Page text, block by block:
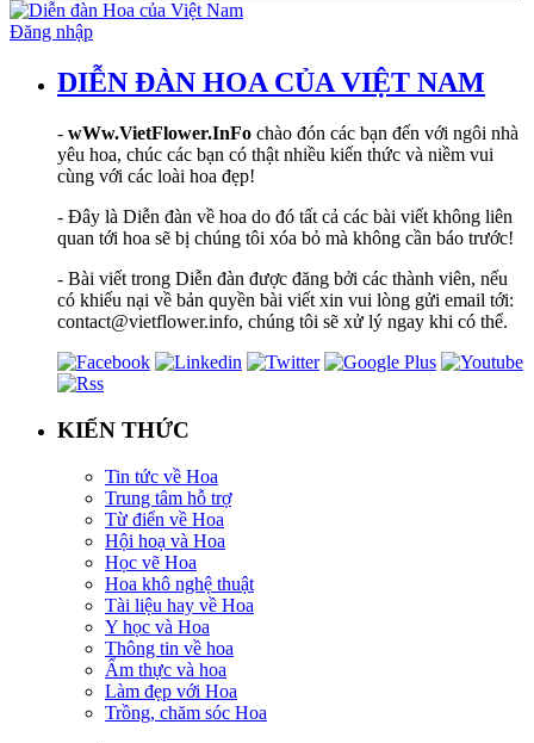
Đăng nhập
DIỄN ĐÀN HOA CỦA VIỆT NAM
- wWw.VietFlower.InFo chào đón các bạn đến với ngôi nhà
yêu hoa, chúc các bạn có thật nhiều kiến thức và niềm vui
cùng với các loài hoa đẹp!
- Đây là Diễn đàn về hoa do đó tất cả các bài viết không liên
quan tới hoa sẽ bị chúng tôi xóa bỏ mà không cần báo trước!
- Bài viết trong Diễn đàn được đăng bởi các thành viên, nếu
có khiếu nại về bản quyền bài viết xin vui lòng gửi email tới:
contact@vietflower.info, chúng tôi sẽ xử lý ngay khi có thể.
KIẾN THỨC
Tin tức về Hoa
Trung tâm hỗ trợ
Từ điển về Hoa
Hội hoạ và Hoa
Học vẽ Hoa
Hoa khô nghệ thuật
Tài liệu hay về Hoa
Y học và Hoa
Thông tin về hoa
Ẩm thực và hoa
Làm đẹp với Hoa
Trồng, chăm sóc Hoa